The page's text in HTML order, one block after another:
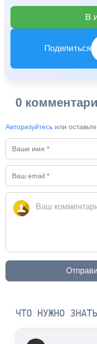
В
Поделиться
0
Авторизуйтесь или
ЧТО НУЖНО